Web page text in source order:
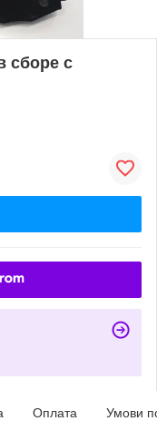
сборе с
Оплата Умови